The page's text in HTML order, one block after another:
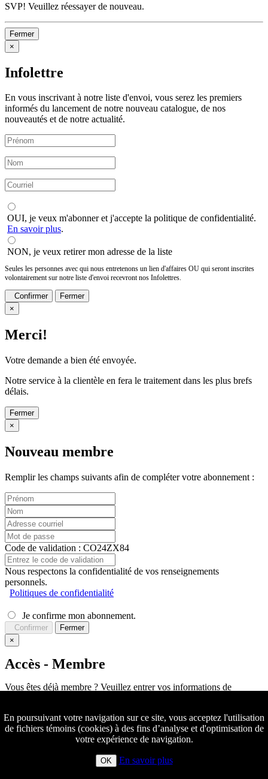
SVP! Veuillez réessayer de nouveau.
Fermer
×
Infolettre
En vous inscrivant à notre liste d'envoi, vous serez les premiers
informés du lancement de notre nouveau catalogue, de nos
nouveautés et de notre actualité.
OUI, je veux m'abonner et j'accepte la politique de confidentialité.
En savoir plus.
NON, je veux retirer mon adresse de la liste
Seules les personnes avec qui nous entretenons un lien d'affaires OU qui seront inscrites
volontairement sur notre liste d'envoi recevront nos Infolettres.
Confirmer
Fermer
×
Merci!
Votre demande a bien été envoyée.
Notre service à la clientèle en fera le traitement dans les plus brefs
délais.
Fermer
×
Nouveau membre
Remplir les champs suivants afin de compléter votre abonnement :
Code de validation : CO24ZX84
Nous respectons la confidentialité de vos renseignements
personnels.
Politiques de confidentialité
Je confirme mon abonnement.
Confirmer
Fermer
×
Accès - Membre
Vous êtes déjà membre ? Veuillez entrer vos informations de
En poursuivant votre navigation sur ce site, vous acceptez l'utilisation
de fichiers témoins (cookies) à des fins d’analyse et d'optimisation de
votre expérience de navigation.
OK En savoir plus